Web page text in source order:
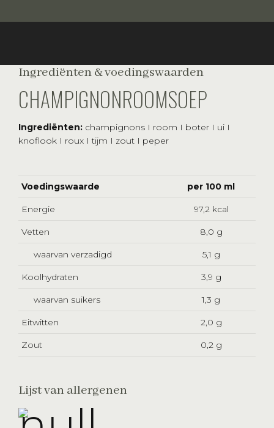
Ingrediënten & voedingswaarden
CHAMPIGNONROOMSOEP
Ingrediënten: champignons I room I boter I ui I
knoflook I roux I tijm I zout I peper
Voedingswaarde per 100 ml
Energie 97,2 kcal
Vetten 8,0 g
waarvan verzadigd 5,1 g
Koolhydraten 3,9 g
waarvan suikers 1,3 g
Eitwitten 2,0 g
Zout 0,2 g
Lijst van allergenen